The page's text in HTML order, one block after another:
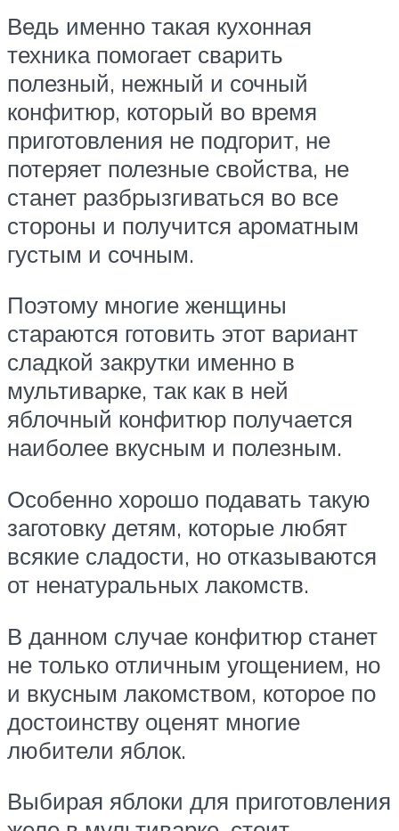
Ведь именно такая кухонная
техника помогает сварить
полезный, нежный и сочный
конфитюр, который во время
приготовления не подгорит, не
потеряет полезные свойства, не
станет разбрызгиваться во все
стороны и получится ароматным
густым и сочным.
Поэтому многие женщины
стараются готовить этот вариант
сладкой закрутки именно в
мультиварке, так как в ней
яблочный конфитюр получается
наиболее вкусным и полезным.
Особенно хорошо подавать такую
заготовку детям, которые любят
всякие сладости, но отказываются
от ненатуральных лакомств.
В данном случае конфитюр станет
не только отличным угощением, но
и вкусным лакомством, которое по
достоинству оценят многие
любители яблок.
Выбирая яблоки для приготовления